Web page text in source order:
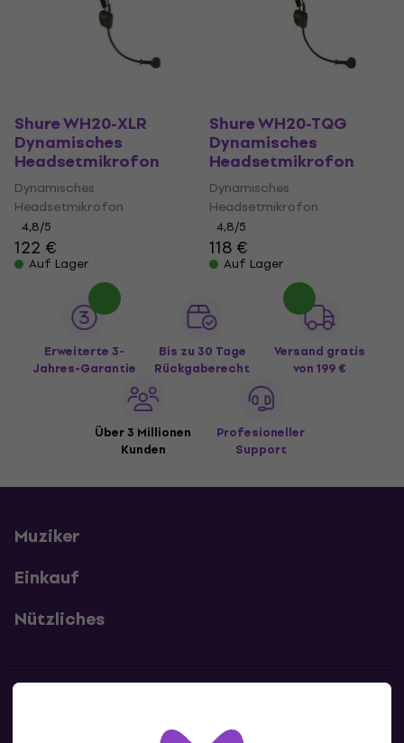
Shure WH20-XLR
Dynamisches
Headsetmikrofon
Dynamisches
Headsetmikrofon
4,8/5
122 €
Auf Lager
Shure WH20-TQG
Dynamisches
Headsetmikrofon
Dynamisches
Headsetmikrofon
4,8/5
118 €
Auf Lager
Erweiterte 3-
Jahres-Garantie
Bis zu 30 Tage
Rückgaberecht
Versand gratis
von 199 €
Über 3 Millionen
Kunden
Profesioneller
Support
Muziker
Einkauf
Nützliches